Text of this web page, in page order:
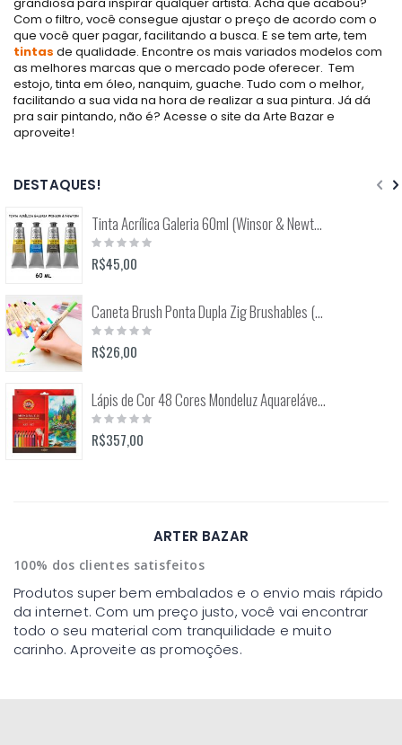
Com o filtro, você consegue ajustar o preço de acordo com o
que você quer pagar, facilitando a busca. E se tem arte, tem
tintas de qualidade. Encontre os mais variados modelos com
as melhores marcas que o mercado pode oferecer. Tem
estojo, tinta em óleo, nanquim, guache. Tudo com o melhor,
facilitando a sua vida na hora de realizar a sua pintura. Já dá
pra sair pintando, não é? Acesse o site da Arte Bazar e
aproveite!
DESTAQUES!
Tinta Acrílica Galeria 60ml (Winsor & Newton)
Rating:
0%
R$45,00
Caneta Brush Ponta Dupla Zig Brushables (Kuretake)
Rating:
0%
R$26,00
Lápis de Cor 48 Cores Mondeluz Aquarelável (Koh-I-Noor)
Rating:
0%
R$357,00
ARTER BAZAR
100% dos clientes satisfeitos
Produtos super bem embalados e o envio mais rápido
da internet. Com um preço justo, você vai encontrar
todo o seu material com tranquilidade e muito
carinho. Aproveite as promoções.